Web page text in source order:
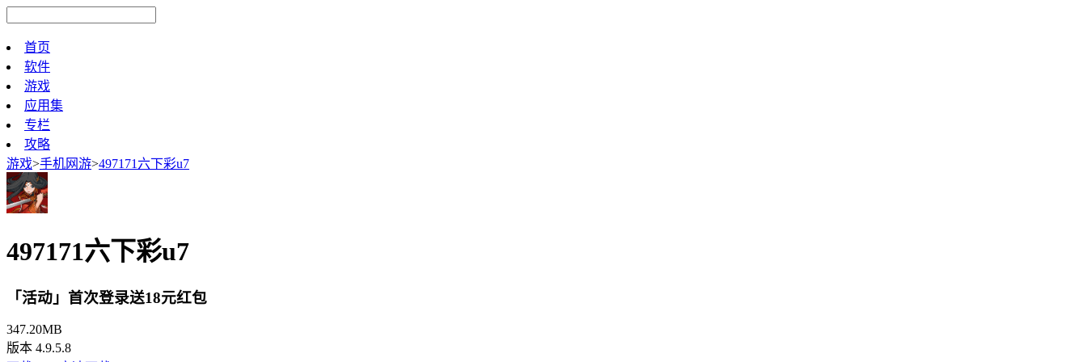
首页
软件
游戏
应用集
专栏
攻略
游戏>手机网游>497171六下彩u7
497171六下彩u7
「活动」首次登录送18元红包
347.20MB
版本 4.9.5.8